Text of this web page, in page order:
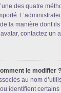
des quatre
la manière dont
contactez un
le modifier ?
au nom
identifient